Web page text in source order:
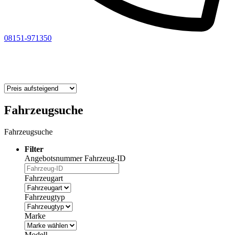
08151-971350
Fahrzeugsuche
Fahrzeugsuche
Filter
Angebotsnummer Fahrzeug-ID
Fahrzeugart
Fahrzeugtyp
Marke